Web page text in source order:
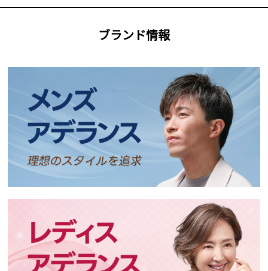
ブランド情報